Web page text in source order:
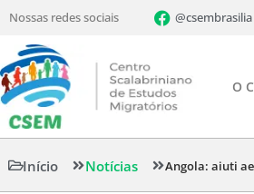
Nossas redes sociais @csembrasilia
O
Início Notícias Angola: aiuti